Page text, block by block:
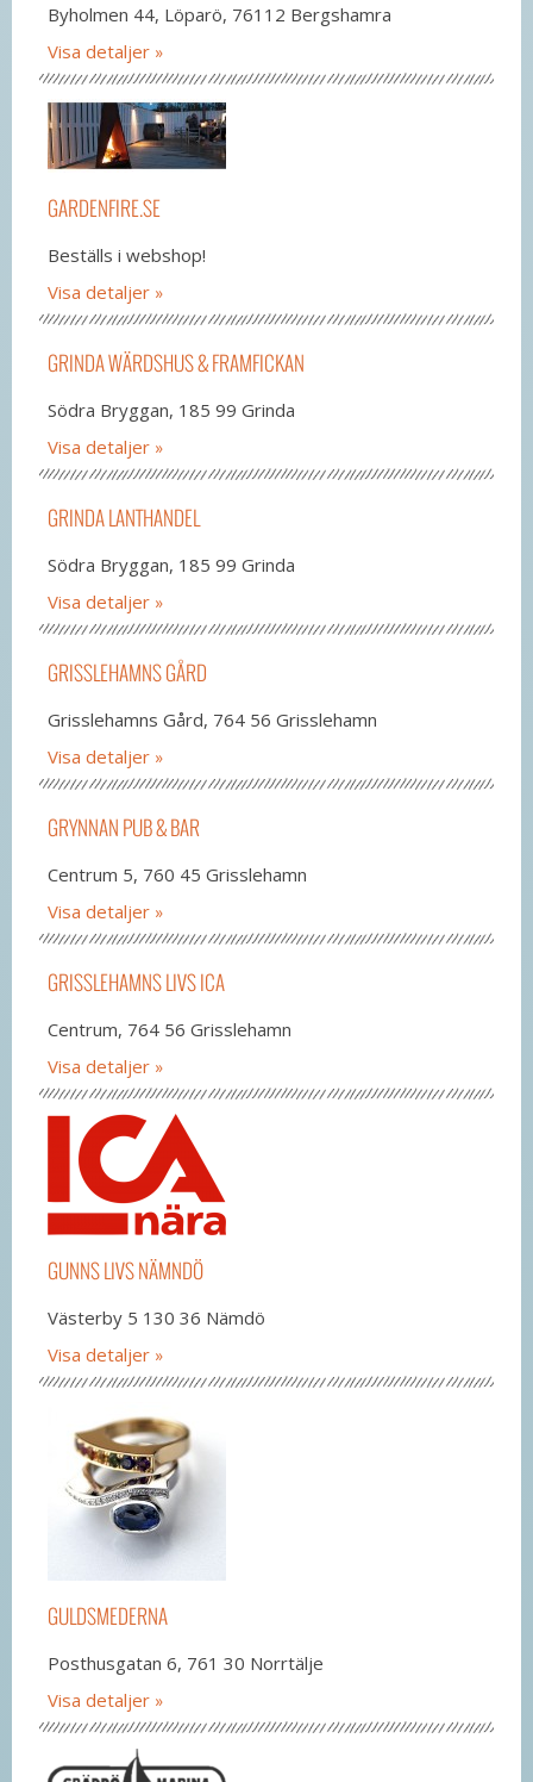
Byholmen 44, Löparö, 76112 Bergshamra
Visa detaljer
GARDENFIRE.SE
Beställs i webshop!
Visa detaljer
GRINDA WÄRDSHUS & FRAMFICKAN
Södra Bryggan, 185 99 Grinda
Visa detaljer
GRINDA LANTHANDEL
Södra Bryggan, 185 99 Grinda
Visa detaljer
GRISSLEHAMNS GÅRD
Grisslehamns Gård, 764 56 Grisslehamn
Visa detaljer
GRYNNAN PUB & BAR
Centrum 5, 760 45 Grisslehamn
Visa detaljer
GRISSLEHAMNS LIVS ICA
Centrum, 764 56 Grisslehamn
Visa detaljer
GUNNS LIVS NÄMNDÖ
Västerby 5 130 36 Nämdö
Visa detaljer
GULDSMEDERNA
Posthusgatan 6, 761 30 Norrtälje
Visa detaljer